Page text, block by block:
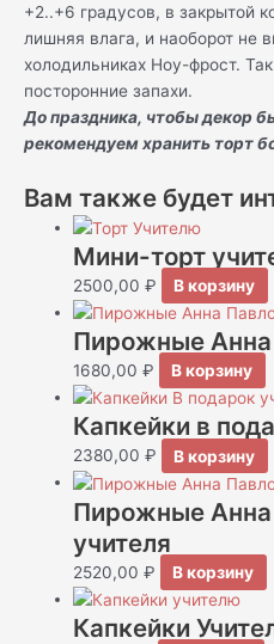
+2..+6 градусов, в закрытой
лишняя влага, и наоборот не
холодильниках Ноу-фрост.
посторонние запахи.
До праздника, чтобы декор
рекомендуем хранить торт
Вам также будет
Мини-торт
2500,00₽ В корзину
Пирожные Анна
1680,00₽ В корзину
Капкейки в
2380,00₽ В корзину
Пирожные Анна
учителя
2520,00₽ В корзину
Капкейки